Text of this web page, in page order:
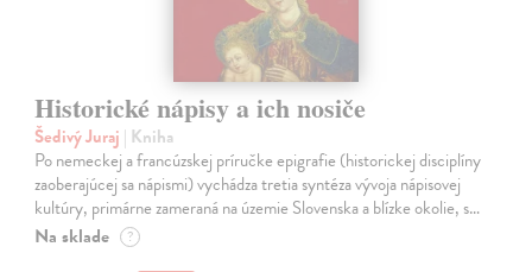
Historické nápisy a ich nosiče
Šedivý Juraj | Kniha
Po nemeckej a francúzskej príručke epigrafie (historickej disciplíny
zaoberajúcej sa nápismi) vychádza tretia syntéza vývoja nápisovej
kultúry, primárne zameraná na územie Slovenska a blízke okolie, s…
Na sklade ?